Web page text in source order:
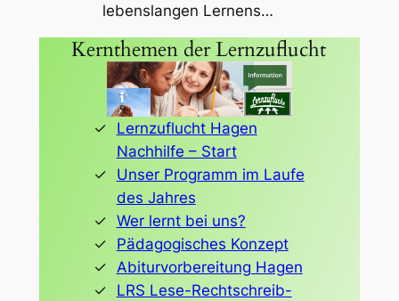
lebenslangen Lernens…
Kernthemen der Lernzuflucht
Lernzuflucht Hagen
Nachhilfe – Start
Unser Programm im Laufe
des Jahres
Wer lernt bei uns?
Pädagogisches Konzept
Abiturvorbereitung Hagen
LRS Lese-Rechtschreib-